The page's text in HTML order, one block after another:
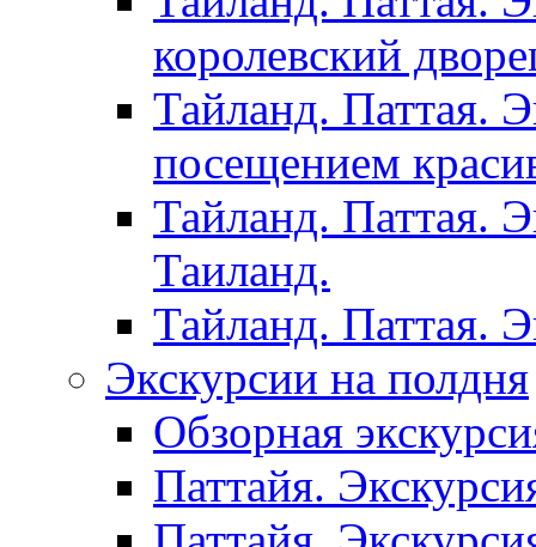
королевский
Тайланд. Паттая.
посещением
Тайланд. Паттая.
Таиланд.
Тайланд. Паттая.
Экскурсии на полдня
Обзорная
Паттайя.